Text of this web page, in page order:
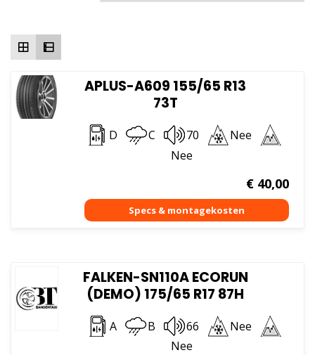
APLUS-A609 155/65 R13
73T
D C 70
Nee
Nee
€40,00
FALKEN-SN110A ECORUN
(DEMO) 175/65 R17 87H
A B 66
Nee
Nee